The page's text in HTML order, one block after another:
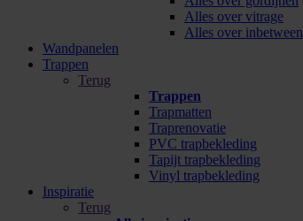
Alles over vitrage
Alles over inbetween
Wandpanelen
Trappen
Terug
Trappen
Trapmatten
Traprenovatie
PVC trapbekleding
Tapijt trapbekleding
Vinyl trapbekleding
Inspiratie
Terug